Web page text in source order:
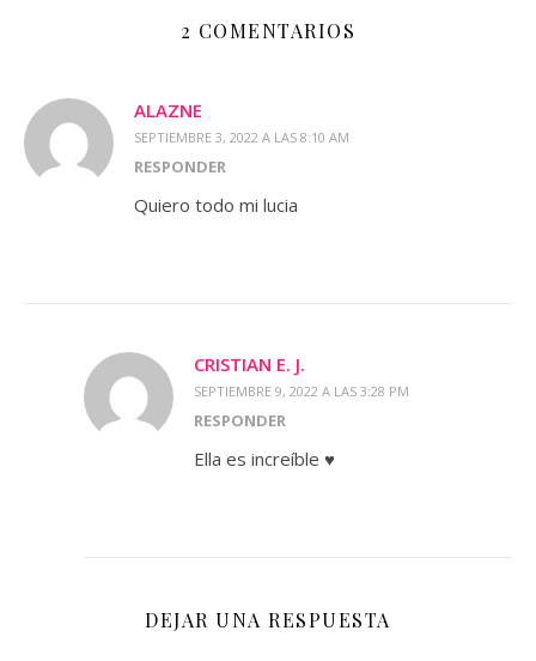
2 COMENTARIOS
ALAZNE
SEPTIEMBRE 3, 2022 A LAS 8:10 AM
RESPONDER
Quiero todo mi lucia
CRISTIAN E. J.
SEPTIEMBRE 9, 2022 A LAS 3:28 PM
RESPONDER
Ella es increíble ♥
DEJAR UNA RESPUESTA